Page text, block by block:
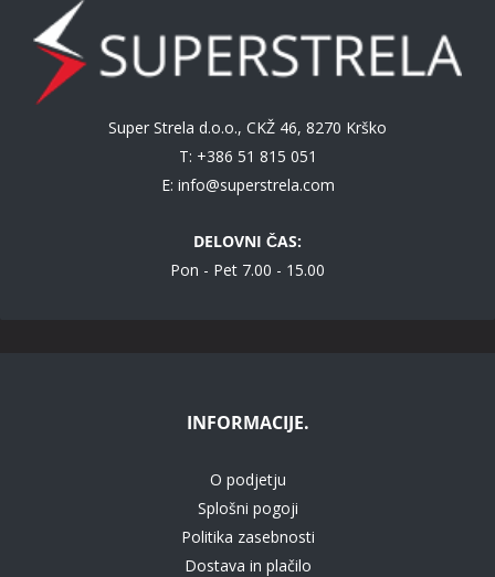
Super Strela d.o.o., CKŽ 46, 8270 Krško
T: +386 51 815 051
E: info@superstrela.com
DELOVNI ČAS:
Pon - Pet 7.00 - 15.00
INFORMACIJE.
O podjetju
Splošni pogoji
Politika zasebnosti
Dostava in plačilo